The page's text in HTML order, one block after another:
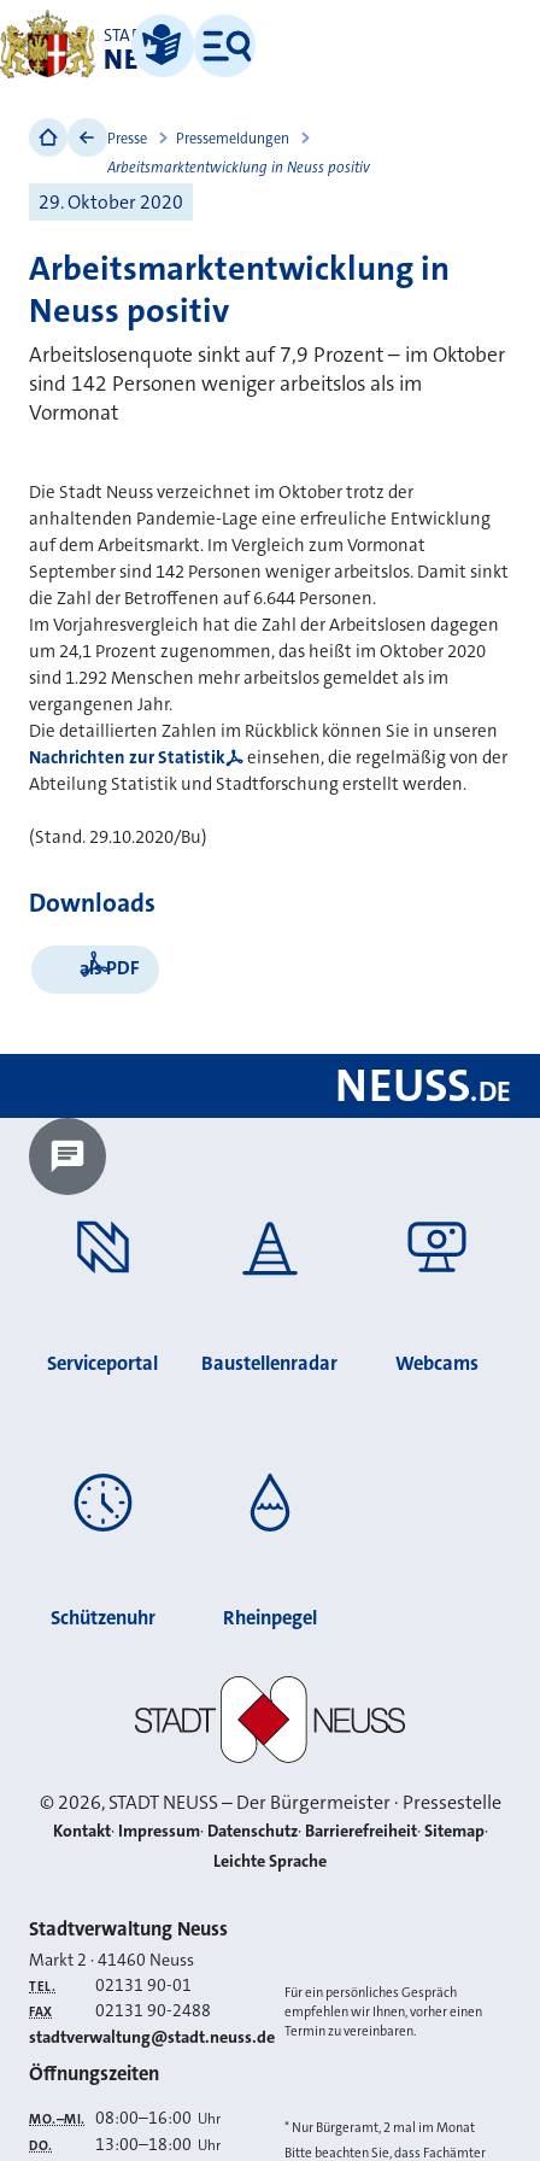
STADT
NEUSS
Leichte Sprache
Menü
Presse
Pressemeldungen
Arbeitsmarktentwicklung in Neuss positiv
29. Oktober 2020
Arbeitsmarktentwicklung in
Neuss positiv
Arbeitslosenquote sinkt auf 7,9 Prozent – im Oktober
sind 142 Personen weniger arbeitslos als im
Vormonat
Die Stadt Neuss verzeichnet im Oktober trotz der
anhaltenden Pandemie-Lage eine erfreuliche Entwicklung
auf dem Arbeitsmarkt. Im Vergleich zum Vormonat
September sind 142 Personen weniger arbeitslos. Damit sinkt
die Zahl der Betroffenen auf 6.644 Personen.
Im Vorjahresvergleich hat die Zahl der Arbeitslosen dagegen
um 24,1 Prozent zugenommen, das heißt im Oktober 2020
sind 1.292 Menschen mehr arbeitslos gemeldet als im
vergangenen Jahr.
Die detaillierten Zahlen im Rückblick können Sie in unseren
Nachrichten zur Statistik
einsehen, die regelmäßig von der
Abteilung Statistik und Stadtforschung erstellt werden.
(Stand. 29.10.2020/Bu)
Downloads
als PDF
NEUSS.DE
Chatbot laden?
Serviceportal Baustellenradar Webcams
Schützenuhr Rheinpegel
©2026, STADT NEUSS – Der Bürgermeister · Pressestelle
Kontakt Impressum Datenschutz Barrierefreiheit Sitemap
Leichte Sprache
Kontakt
Stadtverwaltung Neuss
Markt 2 ·41460 Neuss
TEL. 02131 90-01
FAX 02131 90-2488
E-MAIL
stadtverwaltung@stadt.neuss.de
Für ein persönliches Gespräch
empfehlen wir Ihnen, vorher einen
Termin zu vereinbaren.
Öffnungszeiten
MO.–MI. 08:00–16:00 Uhr
DO. 13:00–18:00 Uhr
* Nur Bürgeramt, 2 mal im Monat
Bitte beachten Sie, dass Fachämter